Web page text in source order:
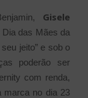
Gisele
das Mães da
jeito” e sob o
poderão ser
com renda,
marca no dia 23